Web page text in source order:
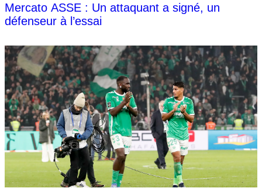
Mercato ASSE : Un attaquant a signé, un
défenseur à l’essai